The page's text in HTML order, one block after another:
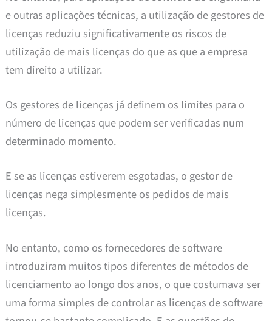
e outras aplicações técnicas, a utilização de gestores de
licenças reduziu significativamente os riscos de
utilização de mais licenças do que as que a empresa
tem direito a utilizar.
Os gestores de licenças já definem os limites para o
número de licenças que podem ser verificadas num
determinado momento.
E se as licenças estiverem esgotadas, o gestor de
licenças nega simplesmente os pedidos de mais
licenças.
No entanto, como os fornecedores de software
introduziram muitos tipos diferentes de métodos de
licenciamento ao longo dos anos, o que costumava ser
uma forma simples de controlar as licenças de software